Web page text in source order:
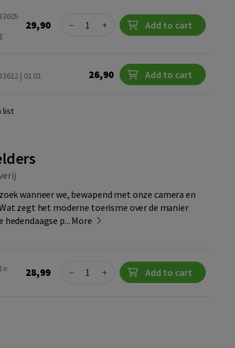
29,90 Quantity
− + Add to cart
| 01.01
26,90 Add to cart
list
wanneer we, bewapend met onze camera en
zegt het moderne toerisme over de manier
hedendaagse p...More
28,99 Quantity
− + Add to cart